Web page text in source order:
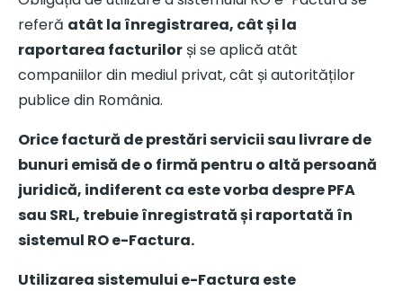
referă atât la înregistrarea, cât și la
raportarea facturilorși se aplică atât
companiilor din mediul privat, cât și autorităților
publice din România.
Orice factură de prestări servicii sau livrare de
bunuri emisă de o firmă pentru o altă persoană
juridică, indiferent ca este vorba despre PFA
sau SRL, trebuie înregistrată și raportată în
sistemul RO e-Factura.
Utilizarea sistemului e-Factura este